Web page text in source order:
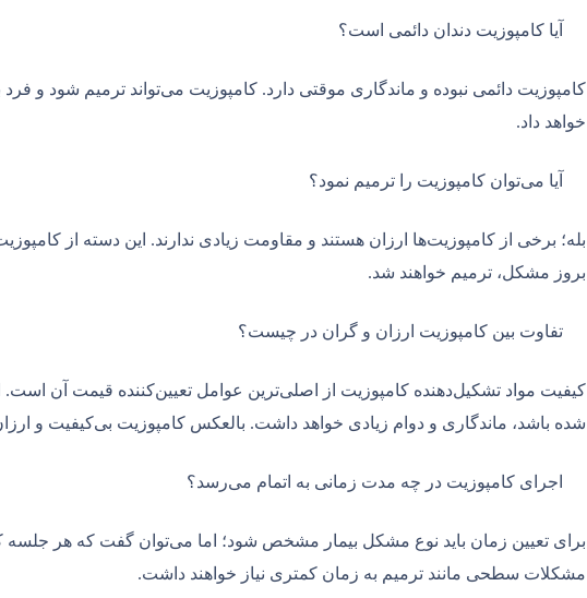
آیا کامپوزیت دندان دائمی است؟
کامپوزیت دائمی نبوده و ماندگاری موقتی دارد. کامپوزیت می‌تواند ترمیم شود و
خواهد داد.
آیا می‌توان کامپوزیت را ترمیم نمود؟
بله؛ برخی از کامپوزیت‌ها ارزان هستند و مقاومت زیادی ندارند. این دسته از
بروز مشکل، ترمیم خواهند شد.
تفاوت بین کامپوزیت ارزان و گران در چیست؟
کیفیت مواد تشکیل‌دهنده کامپوزیت از اصلی‌ترین عوامل تعیین‌کننده قیمت آن است.
‌شده باشد، ماندگاری و دوام زیادی خواهد داشت. بالعکس کامپوزیت بی‌کیفیت و
اجرای کامپوزیت در چه مدت زمانی به ‌اتمام می‌رسد؟
مشکلات سطحی مانند ترمیم به زمان کمتری نیاز خواهند داشت.